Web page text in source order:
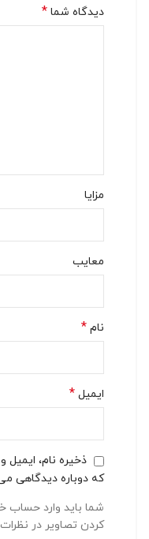
دیدگاه شما *
مزایا
معایب
نام *
ایمیل *
ذخیره نام، ایمیل
که دوباره دیدگاهی
شما باید وارد حساب
کردن تصاویر در